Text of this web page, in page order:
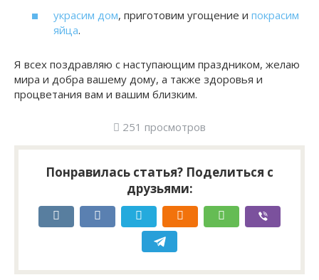
украсим дом, приготовим угощение и покрасим
яйца.
Я всех поздравляю с наступающим праздником, желаю
мира и добра вашему дому, а также здоровья и
процветания вам и вашим близким.
251 просмотров
Понравилась статья? Поделиться с
друзьями: